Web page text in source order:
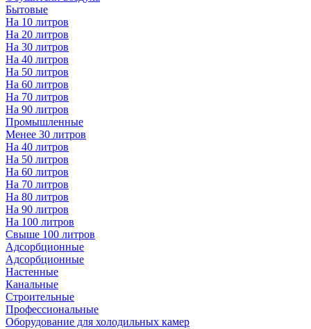
Бытовые
На 10 литров
На 20 литров
На 30 литров
На 40 литров
На 50 литров
На 60 литров
На 70 литров
На 90 литров
Промышленные
Менее 30 литров
На 40 литров
На 50 литров
На 60 литров
На 70 литров
На 80 литров
На 90 литров
На 100 литров
Свыше 100 литров
Адсорбционные
Адсорбционные
Настенные
Канальные
Строительные
Профессиональные
Оборудование для холодильных камер